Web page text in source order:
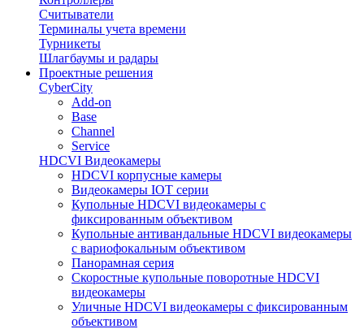
Считыватели
Терминалы учета времени
Турникеты
Шлагбаумы и радары
Проектные решения
CyberCity
Add-on
Base
Channel
Service
HDCVI Видеокамеры
HDCVI корпусные камеры
Видеокамеры IOT серии
Купольные HDCVI видеокамеры с
фиксированным объективом
Купольные антивандальные HDCVI видеокамеры
с вариофокальным объективом
Панорамная серия
Скоростные купольные поворотные HDCVI
видеокамеры
Уличные HDCVI видеокамеры с фиксированным
объективом